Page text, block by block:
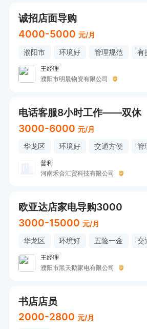
诚招店面导购
4000-5000 元/月
濮阳市 环境好 管理规范 有
王经理
濮阳市明晨物资有限公司
电话客服8小时工作——双休
3000-6000 元/月
华龙区 环境好 交通方便 管
普利
河南禾合汇贸科技有限公司
欧亚达店家电导购3000
3000-15000 元/月
华龙区 环境好 五险一金 交
王经理
濮阳市黑天鹅家电有限公司
书店店员
2000-2800 元/月